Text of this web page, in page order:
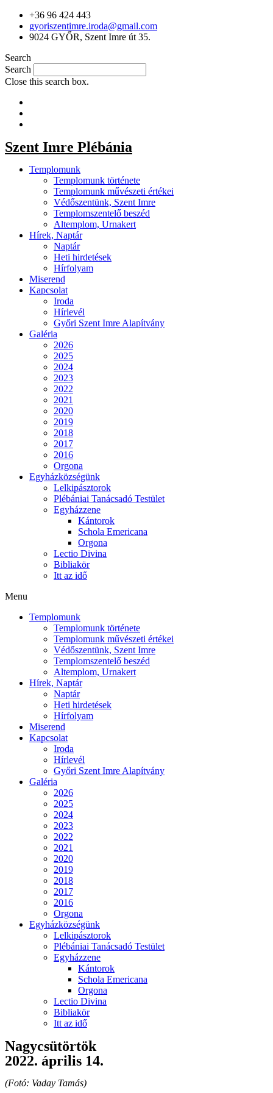
+36 96 424 443
gyoriszentimre.iroda@gmail.com
9024 GYŐR, Szent Imre út 35.
Search
Search
Close this search box.
Szent Imre Plébánia
Templomunk
Templomunk története
Templomunk művészeti értékei
Védőszentünk, Szent Imre
Templomszentelő beszéd
Altemplom, Urnakert
Hírek, Naptár
Naptár
Heti hirdetések
Hírfolyam
Miserend
Kapcsolat
Iroda
Hírlevél
Győri Szent Imre Alapítvány
Galéria
2026
2025
2024
2023
2022
2021
2020
2019
2018
2017
2016
Orgona
Egyházközségünk
Lelkipásztorok
Plébániai Tanácsadó Testület
Egyházzene
Kántorok
Schola Emericana
Orgona
Lectio Divina
Bibliakör
Itt az idő
Menu
Templomunk
Templomunk története
Templomunk művészeti értékei
Védőszentünk, Szent Imre
Templomszentelő beszéd
Altemplom, Urnakert
Hírek, Naptár
Naptár
Heti hirdetések
Hírfolyam
Miserend
Kapcsolat
Iroda
Hírlevél
Győri Szent Imre Alapítvány
Galéria
2026
2025
2024
2023
2022
2021
2020
2019
2018
2017
2016
Orgona
Egyházközségünk
Lelkipásztorok
Plébániai Tanácsadó Testület
Egyházzene
Kántorok
Schola Emericana
Orgona
Lectio Divina
Bibliakör
Itt az idő
Nagycsütörtök
2022. április 14.
(Fotó: Vaday Tamás)